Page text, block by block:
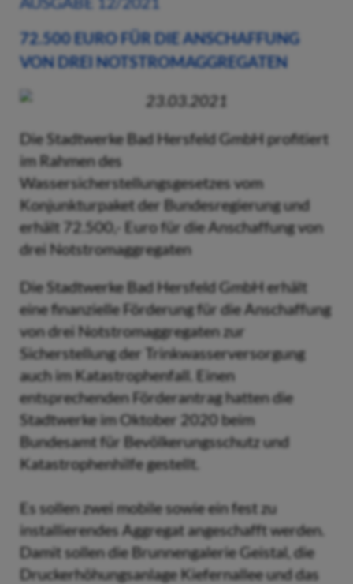
72.500 EURO FÜR DIE ANSCHAFFUNG
VON DREI NOTSTROMAGGREGATEN
23.03.2021
Die Stadtwerke Bad Hersfeld GmbH profitiert
im Rahmen des
Wassersicherstellungsgesetzes vom
Konjunkturpaket der Bundesregierung und
erhält 72.500,- Euro für die Anschaffung von
drei Notstromaggregaten
Die Stadtwerke Bad Hersfeld GmbH erhält
eine finanzielle Förderung für die Anschaffung
von drei Notstromaggregaten zur
Sicherstellung der Trinkwasserversorgung
auch im Katastrophenfall. Einen
entsprechenden Förderantrag hatten die
Stadtwerke im Oktober 2020 beim
Bundesamt für Bevölkerungsschutz und
Katastrophenhilfe gestellt.
Es sollen zwei mobile sowie ein fest zu
installierendes Aggregat angeschafft werden.
Damit sollen die Brunnengalerie Geistal, die
Druckerhöhungsanlage Kiefernallee und das